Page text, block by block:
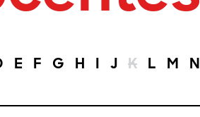
E F G H I J K L M N